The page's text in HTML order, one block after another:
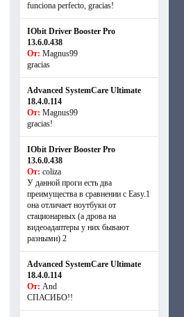
funciona perfecto, gracias!
IObit Driver Booster Pro
13.6.0.438
От: Magnus99
gracias
Advanced SystemCare Ultimate
18.4.0.114
От: Magnus99
gracias!
IObit Driver Booster Pro
13.6.0.438
От: coliza
У данной проги есть два
преимущества в сравнении с Easy.1
она отличает ноутбуки от
стационарных (а дрова на
видеоадаптеры у них бывают
разными) 2
Advanced SystemCare Ultimate
18.4.0.114
От: And
СПАСИБО!!